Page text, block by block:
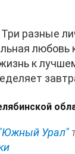
разные
любовь
к
Урал"